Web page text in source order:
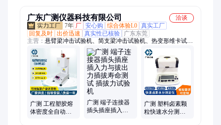
广东广测仪器科技有限公司
洽谈
7年 厂 安心购 综合体验L0 真实工厂
回复及时 出价迅速 真实性已核验
广东东莞
主营： 悬臂梁冲击试验机、简支梁冲击试验机、热变形维卡试验
机、熔融指数仪、质量法熔融指数仪、快速卤素水分测定仪、恒
温恒湿试验箱、冷热冲击试验机、灼热丝试验机、UI94燃烧试验
机、漏电起痕试验机、拉力试验机、万能材料试验机、缺口制样
机、热变形维卡软化点测试
广测 工程塑胶熔
体密度全自动熔
广测 端子连接器
插头插座插入力
广测 塑料卤素颗
粒快速水分测定